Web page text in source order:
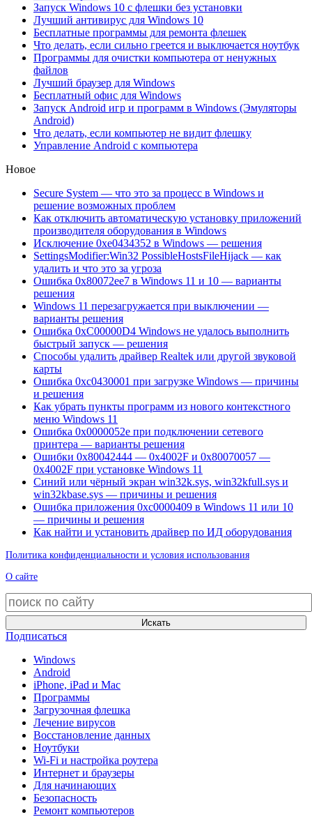
Запуск Windows 10 с флешки без установки
Лучший антивирус для Windows 10
Бесплатные программы для ремонта флешек
Что делать, если сильно греется и выключается ноутбук
Программы для очистки компьютера от ненужных
файлов
Лучший браузер для Windows
Бесплатный офис для Windows
Запуск Android игр и программ в Windows (Эмуляторы
Android)
Что делать, если компьютер не видит флешку
Управление Android с компьютера
Новое
Secure System — что это за процесс в Windows и
решение возможных проблем
Как отключить автоматическую установку приложений
производителя оборудования в Windows
Исключение 0xe0434352 в Windows — решения
SettingsModifier:Win32 PossibleHostsFileHijack — как
удалить и что это за угроза
Ошибка 0x80072ee7 в Windows 11 и 10 — варианты
решения
Windows 11 перезагружается при выключении —
варианты решения
Ошибка 0xC00000D4 Windows не удалось выполнить
быстрый запуск — решения
Способы удалить драйвер Realtek или другой звуковой
карты
Ошибка 0xc0430001 при загрузке Windows — причины
и решения
Как убрать пункты программ из нового контекстного
меню Windows 11
Ошибка 0x0000052e при подключении сетевого
принтера — варианты решения
Ошибки 0x80042444 — 0x4002F и 0x80070057 —
0x4002F при установке Windows 11
Синий или чёрный экран win32k.sys, win32kfull.sys и
win32kbase.sys — причины и решения
Ошибка приложения 0xc0000409 в Windows 11 или 10
— причины и решения
Как найти и установить драйвер по ИД оборудования
Политика конфиденциальности и условия использования
О сайте
Искать
Подписаться
Windows
Android
iPhone, iPad и Mac
Программы
Загрузочная флешка
Лечение вирусов
Восстановление данных
Ноутбуки
Wi-Fi и настройка роутера
Интернет и браузеры
Для начинающих
Безопасность
Ремонт компьютеров